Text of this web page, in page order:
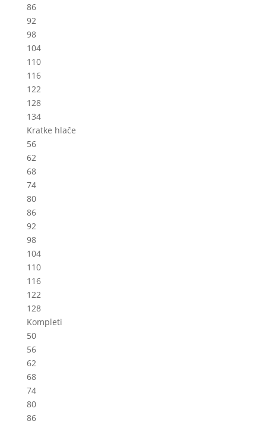
86
92
98
104
110
116
122
128
134
Kratke hlače
56
62
68
74
80
86
92
98
104
110
116
122
128
Kompleti
50
56
62
68
74
80
86